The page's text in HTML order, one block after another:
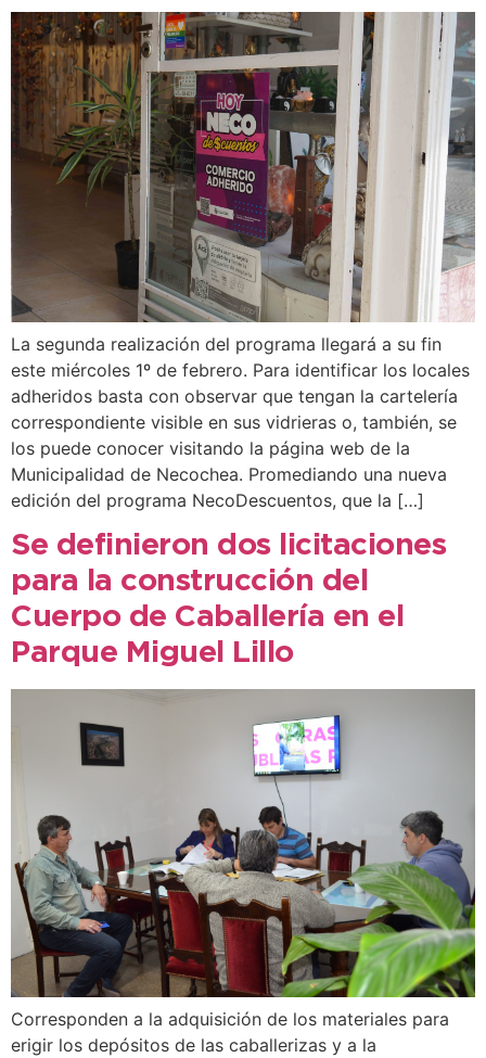
La segunda realización del programa llegará a su fin
este miércoles 1º de febrero. Para identificar los locales
adheridos basta con observar que tengan la cartelería
correspondiente visible en sus vidrieras o, también, se
los puede conocer visitando la página web de la
Municipalidad de Necochea. Promediando una nueva
edición del programa NecoDescuentos, que la […]
Se definieron dos licitaciones
para la construcción del
Cuerpo de Caballería en el
Parque Miguel Lillo
Corresponden a la adquisición de los materiales para
erigir los depósitos de las caballerizas y a la